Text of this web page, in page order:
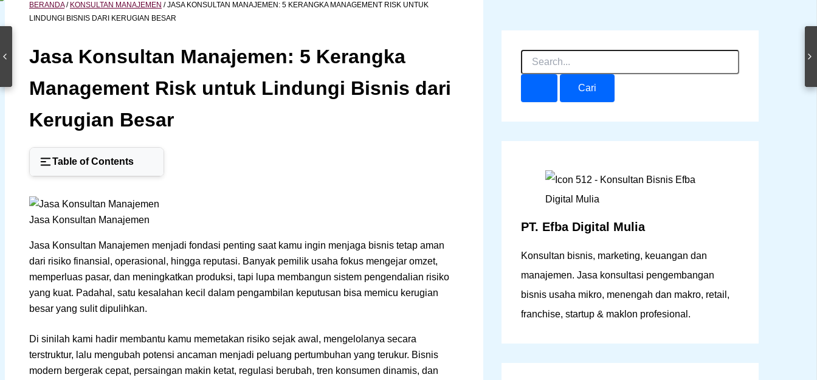
BERANDA/ KONSULTAN MANAJEMEN /JASA KONSULTAN MANAJEMEN: 5 KERANGKA MANAGEMENT RISK UNTUK
LINDUNGI BISNIS DARI KERUGIAN BESAR
Jasa Konsultan Manajemen: 5 Kerangka
Management Risk untuk Lindungi Bisnis dari
Kerugian Besar
Table of Contents
Jasa Konsultan Manajemen
Jasa Konsultan Manajemen menjadi fondasi penting saat kamu ingin menjaga bisnis tetap aman
dari risiko finansial, operasional, hingga reputasi. Banyak pemilik usaha fokus mengejar omzet,
memperluas pasar, dan meningkatkan produksi, tapi lupa membangun sistem pengendalian risiko
yang kuat. Padahal, satu kesalahan kecil dalam pengambilan keputusan bisa memicu kerugian
besar yang sulit dipulihkan.
Di sinilah kami hadir membantu kamu memetakan risiko sejak awal, mengelolanya secara
terstruktur, lalu mengubah potensi ancaman menjadi peluang pertumbuhan yang terukur. Bisnis
modern bergerak cepat, persaingan makin ketat, regulasi berubah, tren konsumen dinamis, dan
C
u
u
PT. Efba Digital Mulia
Konsultan bisnis, marketing, keuangan dan
manajemen. Jasa konsultasi pengembangan
bisnis usaha mikro, menengah dan makro, retail,
franchise, startup & maklon profesional.